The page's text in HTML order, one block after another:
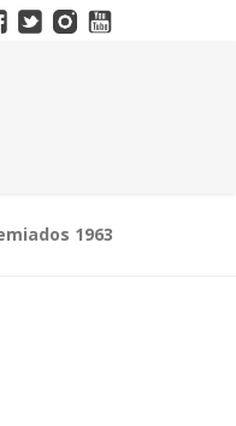
1963